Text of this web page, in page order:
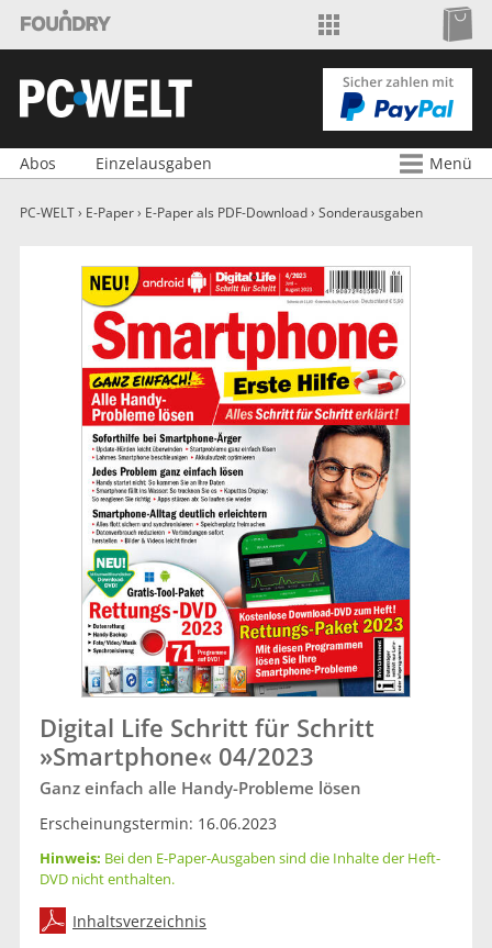
Shop wechseln
Menü
Abos Einzelausgaben
PC-WELT› E-Paper› E-Paper als PDF-Download› Sonderausgaben
Digital Life Schritt für Schritt
»Smartphone« 04/2023
Ganz einfach alle Handy-Probleme lösen
Erscheinungstermin: 16.06.2023
Hinweis: Bei den E-Paper-Ausgaben sind die Inhalte der Heft-
DVD nicht enthalten.
Inhaltsverzeichnis